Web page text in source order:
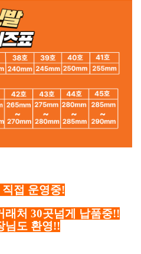
접 운영중!
래처 30곳넘게 납품중!!
님도 환영!!